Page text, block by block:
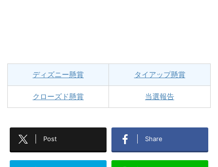
ディズニー懸賞 タイアップ懸賞
クローズド懸賞 当選報告
Post Share